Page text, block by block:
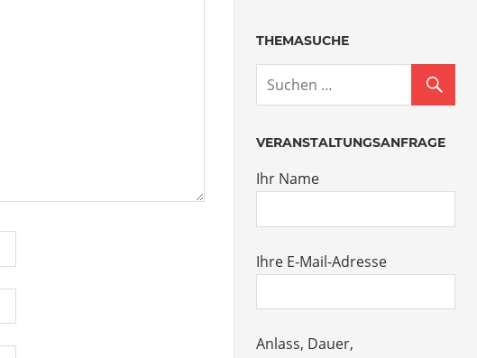
THEMASUCHE
VERANSTALTUNGSANFRAGE
Ihr Name
Ihre E-Mail-Adresse
Anlass, Dauer,